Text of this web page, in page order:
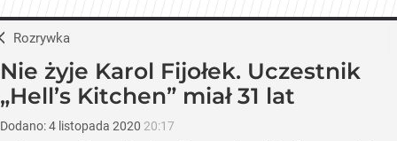
Rozrywka
Nie żyje Karol Fijołek. Uczestnik
„Hell’s Kitchen” miał 31 lat
Dodano:4 listopada 2020 20:17